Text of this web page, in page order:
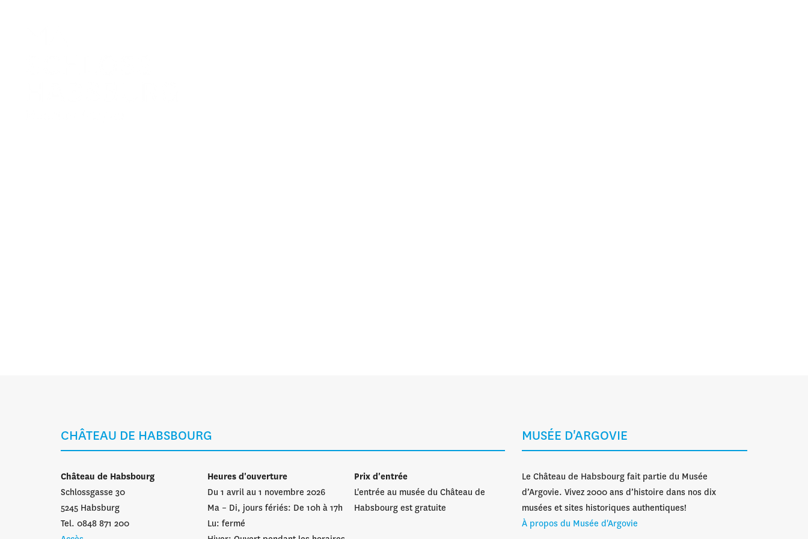
CHÂTEAU DE HABSBOURG MUSÉE D'ARGOVIE
Château de Habsbourg
Schlossgasse 30
5245 Habsburg
Tel. 0848 871 200
Heures d'ouverture
Du 1 avril au 1 novembre 2026
Ma – Di, jours fériés: De 10h à 17h
Lu: fermé
Prix d'entrée
L'entrée au musée du Château de
Habsbourg est gratuite
Le Château de Habsbourg fait partie du Musée
d’Argovie. Vivez 2000 ans d’histoire dans nos dix
musées et sites historiques authentiques!
À propos du Musée d'Argovie